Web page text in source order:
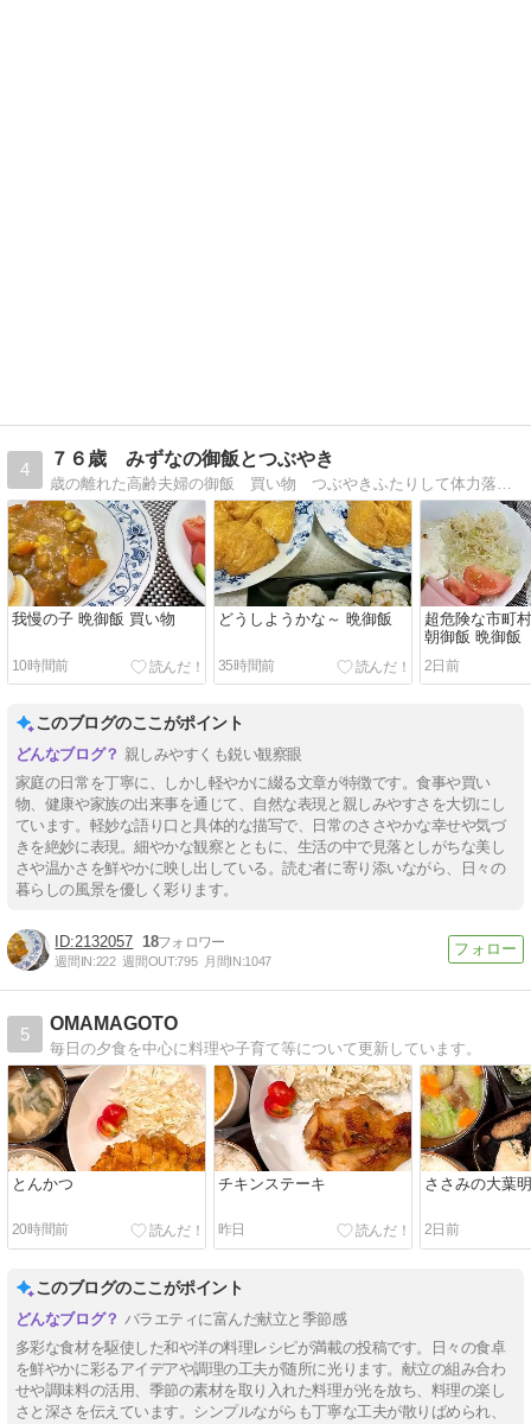
4
７６歳 みずなの御飯とつぶやき
歳の離れた高齢夫婦の御飯 買い物 つぶやきふたりして体力落ちてます。何故か食欲だけは旺盛（笑）
我慢の子 晩御飯 買い物
10時間前
どうしようかな～ 晩御飯
35時間前
超危険な市町
朝御飯 晩御飯
2日前
このブログのここがポイント
親しみやすくも鋭い観察眼
家庭の日常を丁寧に、しかし軽やかに綴る文章が特徴です。食事や買い
物、健康や家族の出来事を通じて、自然な表現と親しみやすさを大切にし
ています。軽妙な語り口と具体的な描写で、日常のささやかな幸せや気づ
きを絶妙に表現。細やかな観察とともに、生活の中で見落としがちな美し
さや温かさを鮮やかに映し出している。読む者に寄り添いながら、日々の
暮らしの風景を優しく彩ります。
2132057 18
週間IN:222 週間OUT:795 月間IN:1047
5
OMAMAGOTO
毎日の夕食を中心に料理や子育て等について更新しています。
とんかつ
20時間前
チキンステーキ
昨日
ささみの大葉
2日前
このブログのここがポイント
バラエティに富んだ献立と季節感
多彩な食材を駆使した和や洋の料理レシピが満載の投稿です。日々の食卓
を鮮やかに彩るアイデアや調理の工夫が随所に光ります。献立の組み合わ
せや調味料の活用、季節の素材を取り入れた料理が光を放ち、料理の楽し
さと深さを伝えています。シンプルながらも丁寧な工夫が散りばめられ、